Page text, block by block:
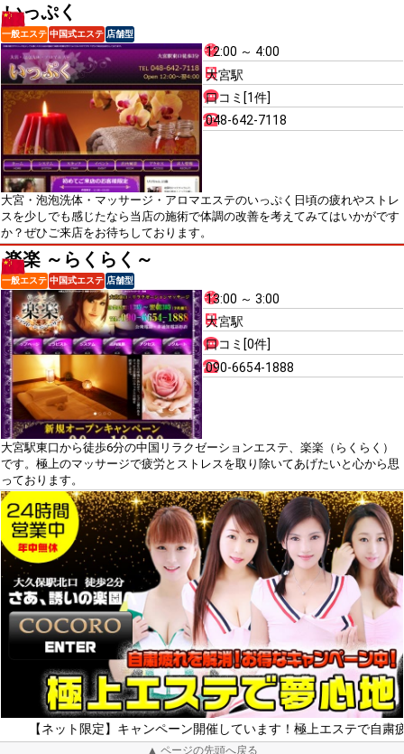
いっぷく
一般エステ 中国式エステ 店舗型
12:00 ～ 4:00
大宮駅
口コミ[1件]
048-642-7118
大宮・泡泡洗体・マッサージ・アロマエステのいっぷく日頃の疲れやストレ
スを少しでも感じたなら当店の施術で体調の改善を考えてみてはいかがです
か？ぜひご来店をお待ちしております。
楽楽 ～らくらく～
一般エステ 中国式エステ 店舗型
13:00 ～ 3:00
大宮駅
口コミ[0件]
090-6654-1888
大宮駅東口から徒歩6分の中国リラクゼーションエステ、楽楽（らくらく）
です。極上のマッサージで疲労とストレスを取り除いてあげたいと心から思
っております。
ット限定】キャンペーン開催しています！極上エステで自粛疲れを
▲ ページの先頭へ戻る